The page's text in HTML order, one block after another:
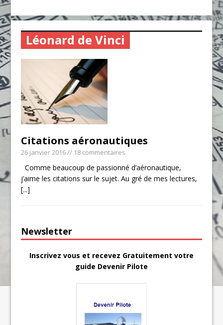
Léonard de Vinci
Citations aéronautiques
26 janvier 2016// 18 commentaires
Comme beaucoup de passionné d’aéronautique,
j’aime les citations sur le sujet. Au gré de mes lectures,
[...]
Newsletter
Inscrivez vous et recevez Gratuitement votre
guide Devenir Pilote